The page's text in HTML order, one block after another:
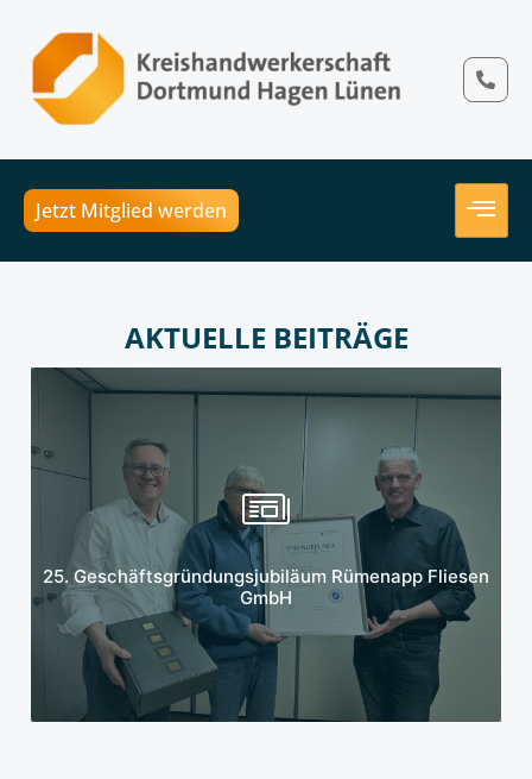
Jetzt Mitglied werden
AKTUELLE BEITRÄGE
25. Geschäftsgründungsjubiläum Rümenapp Fliesen
GmbH
Mehr erfahren